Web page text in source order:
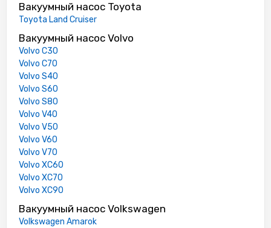
Вакуумный насос Toyota
Toyota Land Cruiser
Вакуумный насос Volvo
Volvo C30
Volvo C70
Volvo S40
Volvo S60
Volvo S80
Volvo V40
Volvo V50
Volvo V60
Volvo V70
Volvo XC60
Volvo XC70
Volvo XC90
Вакуумный насос Volkswagen
Volkswagen Amarok